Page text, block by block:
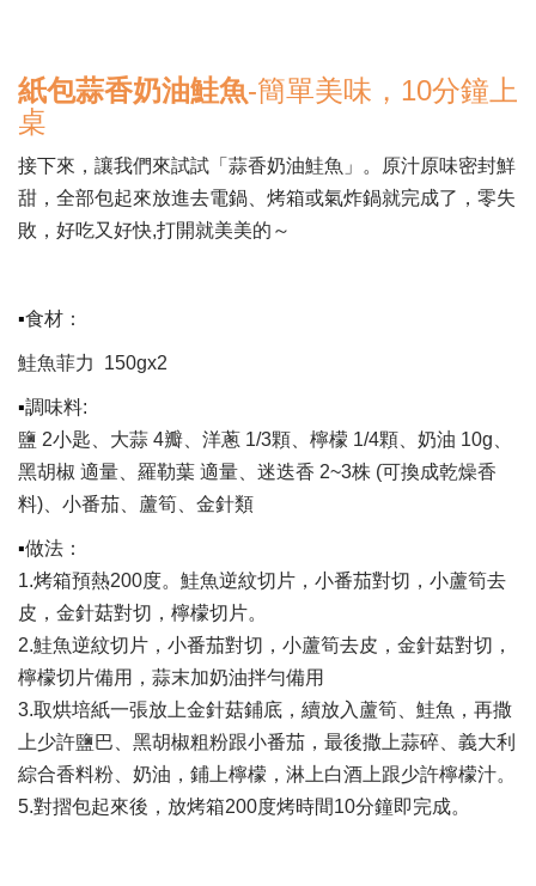
紙包蒜香奶油鮭魚-簡單美味，10分鐘上
桌
接下來，讓我們來試試「蒜香奶油鮭魚」。原汁原味密封鮮
甜，全部包起來放進去電鍋、烤箱或氣炸鍋就完成了，零失
敗，好吃又好快,打開就美美的～
▪食材：
鮭魚菲力 150gx2
▪調味料:
鹽 2小匙、大蒜 4瓣、洋蔥 1/3顆、檸檬 1/4顆、奶油 10g、
黑胡椒 適量、羅勒葉 適量、迷迭香 2~3株 (可換成乾燥香
料)、小番茄、蘆筍、金針類
▪做法：
1.烤箱預熱200度。鮭魚逆紋切片，小番茄對切，小蘆筍去
皮，金針菇對切，檸檬切片。
2.鮭魚逆紋切片，小番茄對切，小蘆筍去皮，金針菇對切，
檸檬切片備用，蒜末加奶油拌勻備用
3.取烘培紙一張放上金針菇鋪底，續放入蘆筍、鮭魚，再撒
上少許鹽巴、黑胡椒粗粉跟小番茄，最後撒上蒜碎、義大利
綜合香料粉、奶油，鋪上檸檬，淋上白酒上跟少許檸檬汁。
5.對摺包起來後，放烤箱200度烤時間10分鐘即完成。